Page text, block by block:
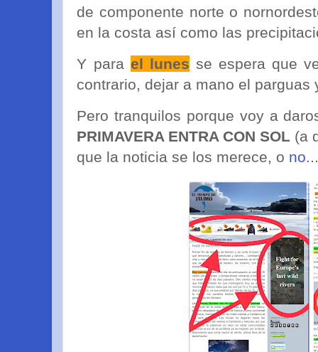
de componente norte o
en la costa así como las
Y para el lunes se espera que
contrario, dejar a mano el parguas
Pero tranquilos porque voy a
PRIMAVERA ENTRA CON SOL (a
que la noticia se los merece, o no